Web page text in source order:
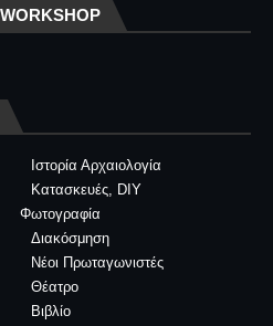
Ιστορία Αρχαιολογία
Κατασκευές, DIY
Φωτογραφία
Διακόσμηση
Νέοι Πρωταγωνιστές
Θέατρο
Βιβλίο